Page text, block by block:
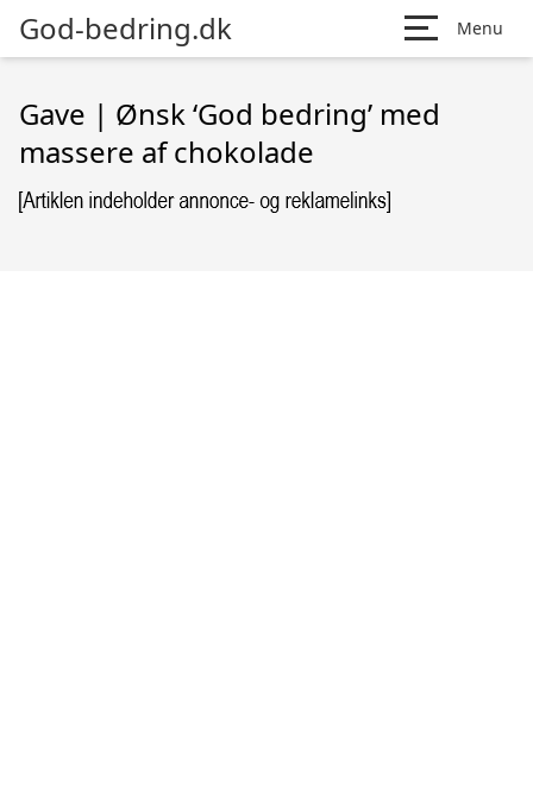
God-bedring.dk Menu
Gave | Ønsk ‘God bedring’ med
massere af chokolade